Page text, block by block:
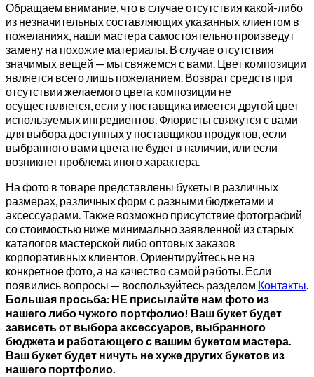
Обращаем внимание, что в случае отсутствия какой-либо
из незначительных составляющих указанных клиентом в
пожеланиях, наши мастера самостоятельно произведут
замену на похожие материалы. В случае отсутствия
значимых вещей — мы свяжемся с вами. Цвет композиции
является всего лишь пожеланием. Возврат средств при
отсутствии желаемого цвета композиции не
осуществляется, если у поставщика имеется другой цвет
используемых ингредиентов. Флористы свяжутся с вами
для выбора доступных у поставщиков продуктов, если
выбранного вами цвета не будет в наличии, или если
возникнет проблема иного характера.
На фото в товаре представлены букеты в различных
размерах, различных форм с разными бюджетами и
аксессуарами. Также возможно присутствие фотографий
со стоимостью ниже минимально заявленной из старых
каталогов мастерской либо оптовых заказов
корпоративных клиентов. Ориентируйтесь не на
конкретное фото, а на качество самой работы. Если
появились вопросы — воспользуйтесь разделом Контакты.
Большая просьба: НЕ присылайте нам фото из
нашего либо чужого портфолио! Ваш букет будет
зависеть от выбора аксессуаров, выбранного
бюджета и работающего с вашим букетом мастера.
Ваш букет будет ничуть не хуже других букетов из
нашего портфолио.